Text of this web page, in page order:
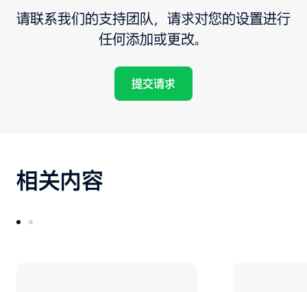
请联系我们的支持团队，请求对您的设置进行
任何添加或更改。
提交请求
相关内容